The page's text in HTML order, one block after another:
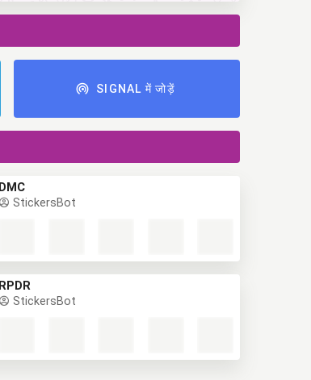
SIGNAL में जोड़ें
DMC
StickersBot
RPDR
StickersBot